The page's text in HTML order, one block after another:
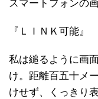
スマートフォンの
『ＬＩＮＫ可能』
私は縋るように画
け。距離百五十メ
けせず、くっきり